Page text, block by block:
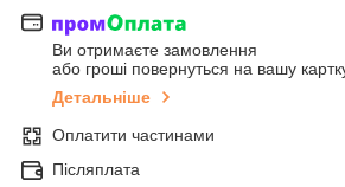
Ви отримаєте замовлення
або гроші повернуться на вашу
Детальніше
Оплатити частинами
Післяплата